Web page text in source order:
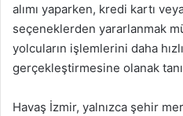
alımı yaparken, kredi kartı
seçeneklerden yararlanmak
yolcuların işlemlerini daha
gerçekleştirmesine olanak
Havaş İzmir, yalnızca şehir